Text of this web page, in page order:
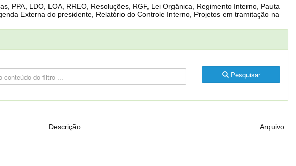
Pesquisar
Descrição Arquivo